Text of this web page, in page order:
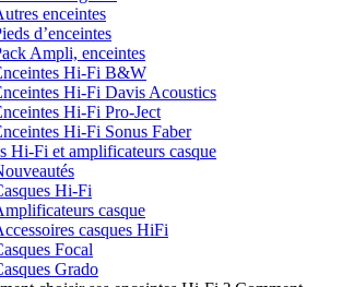
enceintes
d’enceintes
Ampli, enceintes
Hi-Fi B&W
Hi-Fi Davis Acoustics
Hi-Fi Pro-Ject
Hi-Fi Sonus Faber
Hi-Fi et amplificateurs casque
Hi-Fi
casque
casques HiFi
Focal
Grado